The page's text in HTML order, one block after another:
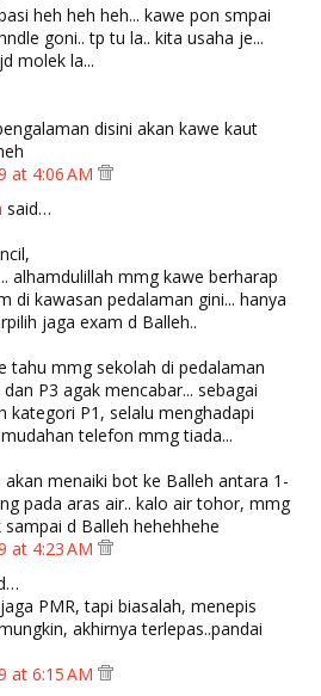
heh heh heh... kawe pon smpai
goni.. tp tu la.. kita usaha je...
molek la...
disini akan kawe kaut
at 4:06 AM
said…
alhamdulillah mmg kawe berharap
di kawasan pedalaman gini... hanya
jaga exam d Balleh..
tahu mmg sekolah di pedalaman
P3 agak mencabar... sebagai
kategori P1, selalu menghadapi
telefon mmg tiada...
menaiki bot ke Balleh antara 1-
pada aras air.. kalo air tohor, mmg
d Balleh hehehhehe
at 4:23 AM
PMR, tapi biasalah, menepis
akhirnya terlepas..pandai
at 6:15 AM